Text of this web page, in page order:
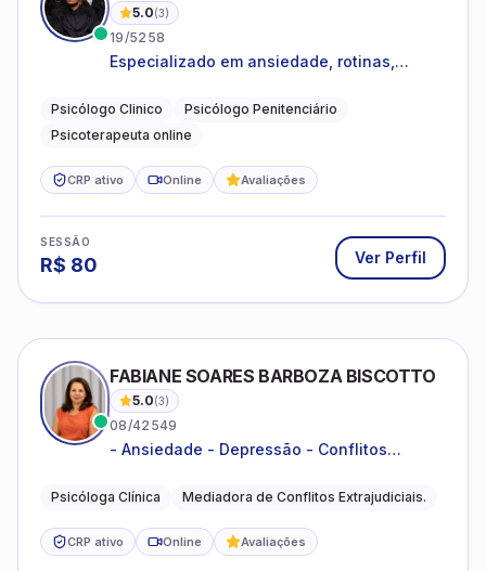
5.0(3)
19/5258
Especializado em ansiedade, rotinas,
familiares e questões comportamentais.
Psicólogo Clinico
Psicólogo Penitenciário
Psicoterapeuta online
CRP ativo Online Avaliações
SESSÃO
R$ 80 Ver Perfil
FABIANE SOARES BARBOZA BISCOTTO
5.0(3)
08/42549
- Ansiedade - Depressão - Conflitos
relacionamentos - Autoestima -
Psicóloga Clínica Mediadora de Conflitos Extrajudiciais.
CRP ativo Online Avaliações